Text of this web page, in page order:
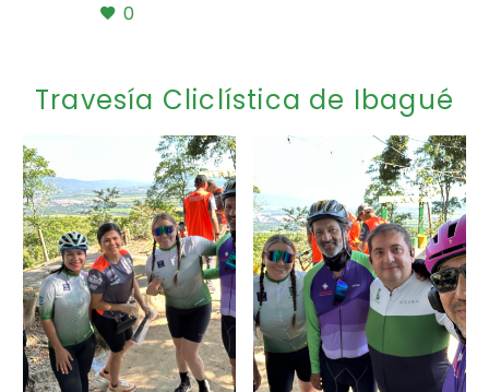
0
Travesía Cliclística de Ibagué